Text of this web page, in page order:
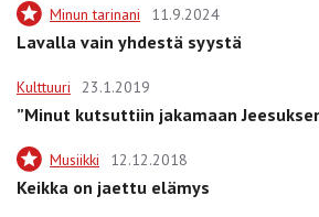
Minun tarinani 11.9.2024
Lavalla vain yhdestä syystä
Kulttuuri 23.1.2019
”Minut kutsuttiin jakamaan
Musiikki 12.12.2018
Keikka on jaettu elämys